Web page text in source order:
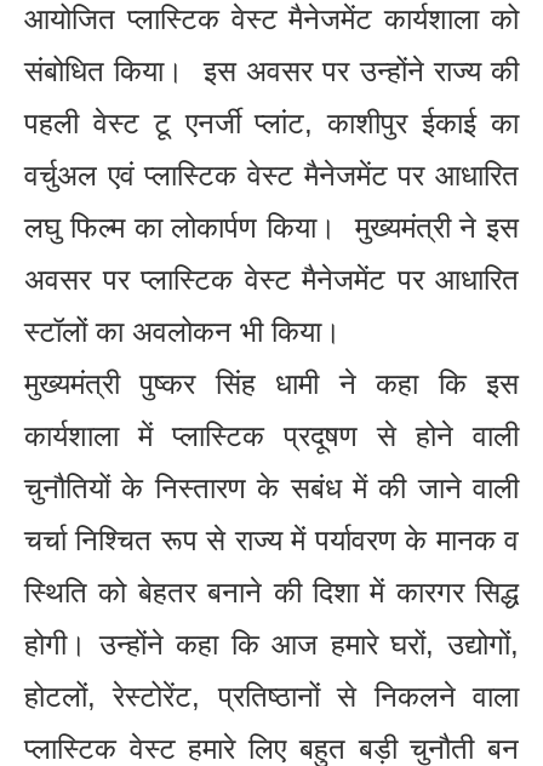
आयोजित प्लास्टिक वेस्ट मैनेजमेंट कार्यशाला को
संबोधित किया। इस अवसर पर उन्होंने राज्य की
पहली वेस्ट टू एनर्जी प्लांट, काशीपुर ईकाई का
वर्चुअल एवं प्लास्टिक वेस्ट मैनेजमेंट पर आधारित
लघु फिल्म का लोकार्पण किया। मुख्यमंत्री ने इस
अवसर पर प्लास्टिक वेस्ट मैनेजमेंट पर आधारित
स्टॉलों का अवलोकन भी किया।
मुख्यमंत्री पुष्कर सिंह धामी ने कहा कि इस
कार्यशाला में प्लास्टिक प्रदूषण से होने वाली
चुनौतियों के निस्तारण के सबंध में की जाने वाली
चर्चा निश्चित रूप से राज्य में पर्यावरण के मानक व
स्थिति को बेहतर बनाने की दिशा में कारगर सिद्ध
होगी। उन्होंने कहा कि आज हमारे घरों, उद्योगों,
होटलों, रेस्टोरेंट, प्रतिष्ठानों से निकलने वाला
प्लास्टिक वेस्ट हमारे लिए बहुत बड़ी चुनौती बन